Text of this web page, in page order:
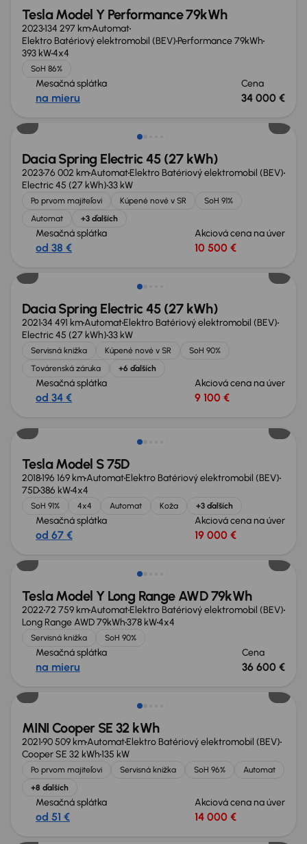
Tesla Model Y Performance 79kWh
2023134 297 kmAutomat
Elektro Batériový elektromobil (BEV) Performance 79kWh
393 kW4x4
SoH 86%
Mesačná splátka
na mieru
Cena
34 000 €
Možnosť odpočtu DPH
Dacia Spring Electric 45 (27 kWh)
202376 002 kmAutomatElektro Batériový elektromobil (BEV)
Electric 45 (27 kWh)33 kW
Po prvom majiteľovi Kúpené nové v SR
SoH 91%
Automat
+3 ďalších
Mesačná splátka
od 38 €
Akciová cena na úver
10 500 €
Možnosť odpočtu DPH
Dacia Spring Electric 45 (27 kWh)
202134 491 kmAutomatElektro Batériový elektromobil (BEV)
Electric 45 (27 kWh)33 kW
Servisná knižka Kúpené nové v SR
SoH 90%
Továrenská záruka
+6 ďalších
Mesačná splátka
od 34 €
Akciová cena na úver
9 100 €
Tesla Model S 75D
2018196 169 kmAutomatElektro Batériový elektromobil (BEV)
75D386 kW4x4
SoH 91% 4x4 Automat Koža +3 ďalších
Mesačná splátka
od 67 €
Akciová cena na úver
19 000 €
Možnosť odpočtu DPH
Tesla Model Y Long Range AWD 79kWh
202272 759 kmAutomatElektro Batériový elektromobil (BEV)
Long Range AWD 79kWh378 kW4x4
Servisná knižka SoH 90%
Mesačná splátka
na mieru
Cena
36 600 €
Možnosť odpočtu DPH
MINI Cooper SE 32 kWh
202190 509 kmAutomatElektro Batériový elektromobil (BEV)
Cooper SE 32 kWh135 kW
Po prvom majiteľovi Servisná knižka SoH 96%
Automat
+8 ďalších
Mesačná splátka
od 51 €
Akciová cena na úver
14 000 €